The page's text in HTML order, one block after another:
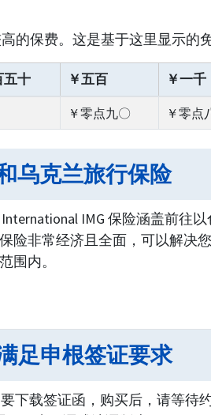
的保费。这是基于这里显示的免
五十 ￥五百 ￥一千
￥零点九〇 ￥零点
乌克兰旅行保险
IMG 保险涵盖前往
险非常经济且全面，可以解决
围内。
足申根签证要求
要下载签证函，购买后，请等待